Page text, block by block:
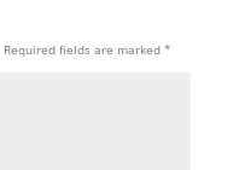
Required fields are marked *